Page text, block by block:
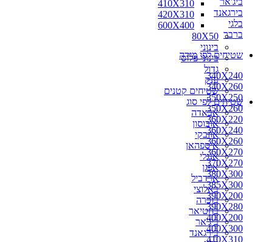
410X310
420X310
600X400
80X50
בינוני
בינוני פלוס
גדול
ענק
שטיחים קטנים
שטיחים לפי סוג
אבאדה
אובוסון
אוזבקי
איספהאן
אנגלי
אפגן
ארדביל
באלוצי
בוכרה
בחטיאר
ביג'אר
בירגאנד
בירגאנד
בלגי
ברבר
שטיחים לפי מידה
340X240
340X260
350X250
350X260
360X220
360X240
360X260
360X270
370X270
380X300
385X300
390X200
390X280
400X200
400X300
410X310